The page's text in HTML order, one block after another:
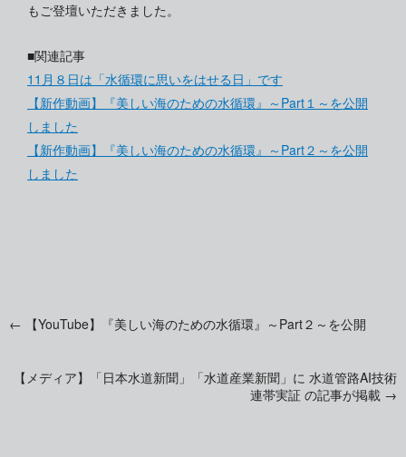
もご登壇いただきました。
■関連記事
11月８日は「水循環に思いをはせる日」です
【新作動画】『美しい海のための水循環』～Part１～を公開
しました
【新作動画】『美しい海のための水循環』～Part２～を公開
しました
投
稿
← 【YouTube】『美しい海のための水循環』～Part２～を公開
【メディア】「日本水道新聞」「水道産業新聞」に 水道管路AI技術
連帯実証 の記事が掲載 →